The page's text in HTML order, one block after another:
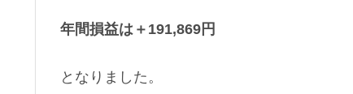
年間損益は＋191,869円
となりました。